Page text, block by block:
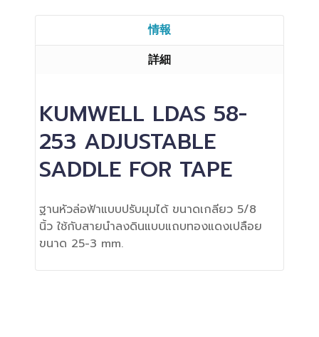
情報
詳細
KUMWELL LDAS 58-
253 ADJUSTABLE
SADDLE FOR TAPE
ฐานหัวล่อฟ้าแบบปรับมุมได้ ขนาดเกลียว 5/8
นิ้ว ใช้กับสายนำลงดินแบบแถบทองแดงเปลือย
ขนาด 25-3 mm.